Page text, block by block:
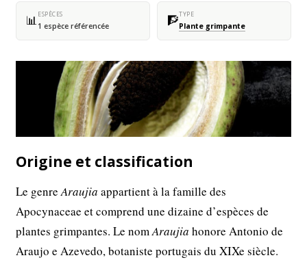
📊ESPÈCES
1 espèce référencée 🧗TYPE
Plante grimpante
Origine et classification
Le genreAraujia appartient à la famille des
Apocynaceae et comprend une dizaine d’espèces de
plantes grimpantes. Le nomAraujia honore Antonio de
Araujo e Azevedo, botaniste portugais du XIXe siècle.